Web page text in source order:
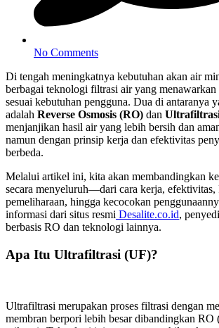
No Comments
Di tengah meningkatnya kebutuhan akan air
berbagai teknologi filtrasi air yang menawarkan
sesuai kebutuhan pengguna. Dua di antaranya
adalah Reverse Osmosis (RO) dan
menjanjikan hasil air yang lebih bersih dan
namun dengan prinsip kerja dan efektivitas
berbeda.
Melalui artikel ini, kita akan membandingkan
secara menyeluruh—dari cara kerja, efektivitas,
pemeliharaan, hingga kecocokan
informasi dari situs resmi Desalite.co.id,
berbasis RO dan teknologi lainnya.
Apa Itu Ultrafiltrasi (UF)?
Ultrafiltrasi merupakan proses filtrasi dengan
membran berpori lebih besar dibandingkan RO